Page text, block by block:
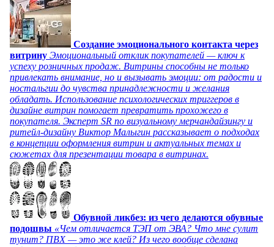
Создание эмоционального контакта через
витрину Эмоциональный отклик покупателей — ключ к
успеху розничных продаж. Витрины способны не только
привлекать внимание, но и вызывать эмоции: от радости и
ностальгии до чувства принадлежности и желания
обладать. Использование психологических триггеров в
дизайне витрин помогает превратить прохожего в
покупателя. Эксперт SR по визуальному мерчандайзингу и
ритейл-дизайну Виктор Малыгин рассказывает о подходах
в концепции оформления витрин и актуальных темах и
сюжетах для презентации товара в витринах.
Обувной ликбез: из чего делаются обувные
подошвы «Чем отличается ТЭП от ЭВА? Что мне сулит
тунит? ПВХ — это же клей? Из чего вообще сделана